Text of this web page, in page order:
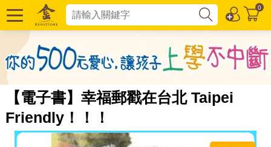
0
【電子書】幸福郵戳在台北 Taipei
Friendly！！！